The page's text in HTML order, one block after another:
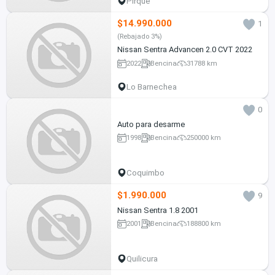
$14.990.000 1
(Rebajado 3%)
Nissan Sentra Advancen 2.0 CVT 2022
2022 Bencina 31788 km
Lo Barnechea
0
Auto para desarme
1998 Bencina 250000 km
Coquimbo
$1.990.000
9
Nissan Sentra 1.8 2001
2001 Bencina 188800 km
Quilicura